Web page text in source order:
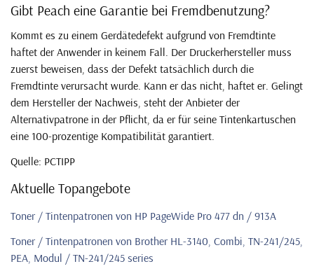
Gibt Peach eine Garantie bei Fremdbenutzung?
Kommt es zu einem Gerdätedefekt aufgrund von Fremdtinte
haftet der Anwender in keinem Fall. Der Druckerhersteller muss
zuerst beweisen, dass der Defekt tatsächlich durch die
Fremdtinte verursacht wurde. Kann er das nicht, haftet er. Gelingt
dem Hersteller der Nachweis, steht der Anbieter der
Alternativpatrone in der Pflicht, da er für seine Tintenkartuschen
eine 100-prozentige Kompatibilität garantiert.
Quelle: PCTIPP
Aktuelle Topangebote
Toner / Tintenpatronen von HP PageWide Pro 477 dn / 913A
Toner / Tintenpatronen von Brother HL-3140, Combi, TN-241/245,
PEA, Modul / TN-241/245 series